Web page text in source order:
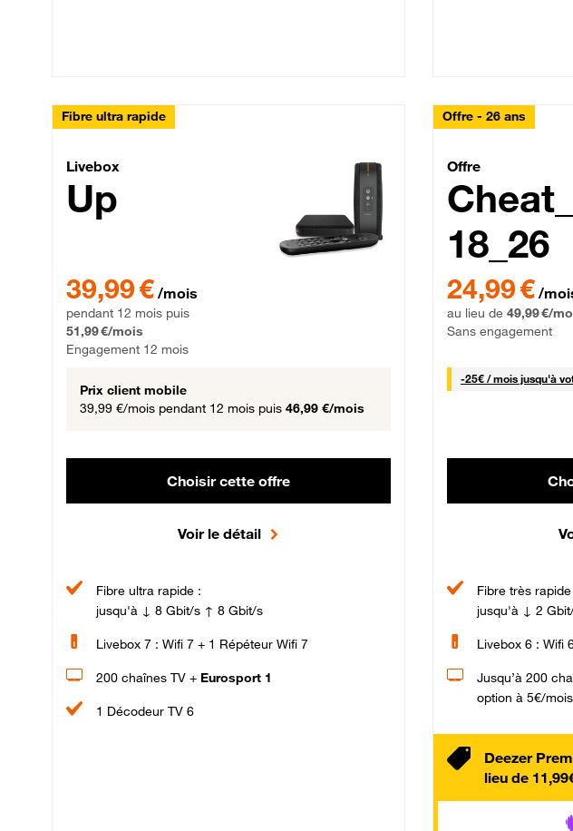
Fibre ultra rapide
Livebox Up Fibre
Livebox
Up
39,99 € /mois
pendant 12 mois puis
51,99 €/mois
Engagement 12 mois
Prix client mobile
39,99 €/mois pendant 12 mois puis 46,99 €/mois
Choisir cette offre
Voir le détail
Fibre ultra rapide :
jusqu'à ↓ 8 Gbit/s ↑ 8 Gbit/s
Livebox 7 : Wifi 7 + 1 Répéteur Wifi 7
200 chaînes TV + Eurosport 1
1 Décodeur TV 6
Offre - 26 ans
Offre
18_26
24,99 € /
au lieu de 49,99 €/
Sans engagement
-25€ / mois25 € par
jusqu'à
Fibre très rapide
jusqu'à ↓ 2
Livebox 6 : Wifi
Jusqu’à 200
option à 5€/mois
Deezer
lieu de